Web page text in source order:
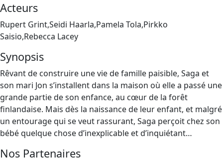
Acteurs
Rupert Grint,Seidi Haarla,Pamela Tola,Pirkko
Saisio,Rebecca Lacey
Synopsis
Rêvant de construire une vie de famille paisible, Saga et
son mari Jon s’installent dans la maison où elle a passé une
grande partie de son enfance, au cœur de la forêt
finlandaise. Mais dès la naissance de leur enfant, et malgré
un entourage qui se veut rassurant, Saga perçoit chez son
bébé quelque chose d’inexplicable et d’inquiétant…
Nos Partenaires